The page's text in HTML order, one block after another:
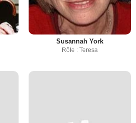
Susannah York
Rôle : Teresa